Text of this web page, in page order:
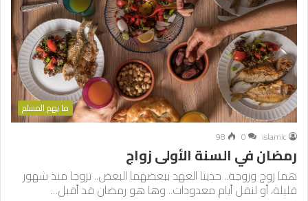
ما يهم المسلم
islamic
0
98
رمضان في السنة الأولى زواج
هما زوج وزوجة.. حديثا العهد ببعضهما البعض.. تزوجا منذ شهور
قليلة، أو لنقل أيام معدودات.. وها هو رمضان قد أقبل…